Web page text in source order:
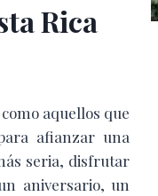
Rica
aquellos que
afianzar una
seria, disfrutar
aniversario, un